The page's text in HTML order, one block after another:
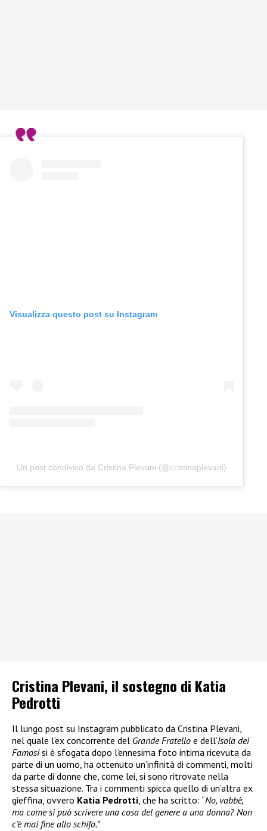
Visualizza questo post su Instagram
Un post condiviso da Cristina Plevani (@cristinaplevani)
Cristina Plevani, il sostegno di Katia
Pedrotti
Il lungo post su Instagram pubblicato da Cristina Plevani,
nel quale l’ex concorrente del Grande Fratello e dell’Isola dei
Famosisi è sfogata dopo l’ennesima foto intima ricevuta da
parte di un uomo, ha ottenuto un’infinità di commenti, molti
da parte di donne che, come lei, si sono ritrovate nella
stessa situazione. Tra i commenti spicca quello di un’altra ex
gieffina, ovvero Katia Pedrotti, che ha scritto: “No, vabbè,
ma come si può scrivere una cosa del genere a una donna? Non
c’è mai fine allo schifo.”